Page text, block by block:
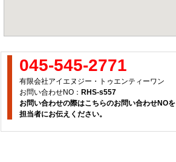
045-545-2771
有限会社アイエヌジー・トゥエンティーワン
お問い合わせNO： RHS-s557
お問い合わせの際はこちらのお問い合わせNOを
担当者にお伝えください。